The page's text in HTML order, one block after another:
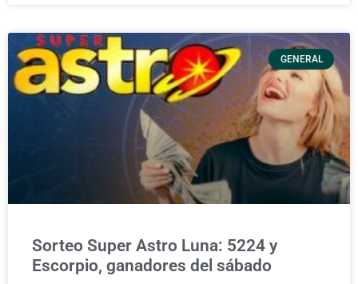
GENERAL
Sorteo Super Astro Luna: 5224 y
Escorpio, ganadores del sábado